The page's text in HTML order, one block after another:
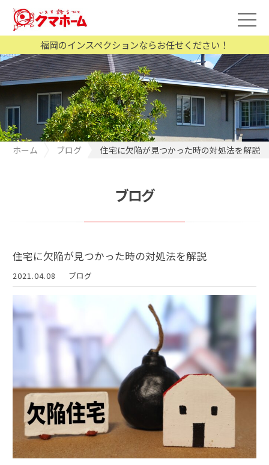
福岡のインスペクションならお任せください！
ホーム ブログ 住宅に欠陥が見つかった時の対処法を解説
ブログ
住宅に欠陥が見つかった時の対処法を解説
2021.04.08 ブログ